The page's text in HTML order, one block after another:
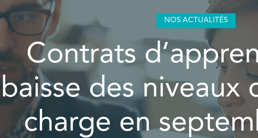
NOS ACTUALITÉS
Contrats
baisse des niveaux
charge en